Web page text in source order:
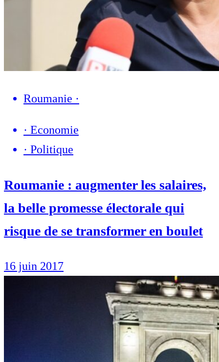
Roumanie ·
· Economie
· Politique
Roumanie : augmenter les salaires,
la belle promesse électorale qui
risque de se transformer en boulet
16 juin 2017